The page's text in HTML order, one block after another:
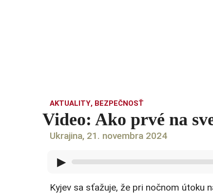
AKTUALITY, BEZPEČNOSŤ
Video: Ako prvé na
Ukrajina, 21. novembra 2024
▶
Kyjev sa sťažuje, že pri nočnom útoku